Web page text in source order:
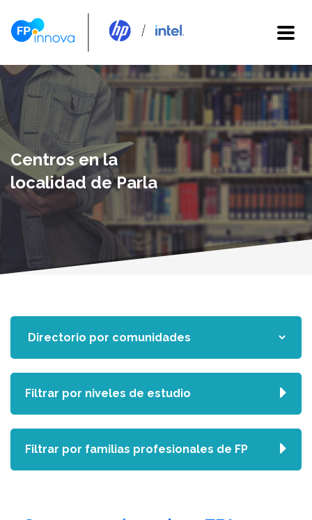
Centros en la
localidad de Parla
Filtrar por niveles de estudio
Filtrar por familias profesionales de FP